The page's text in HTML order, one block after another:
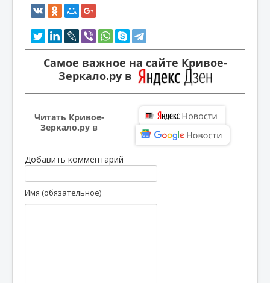
Самое важное на сайте Кривое-
Зеркало.ру в
Читать Кривое-
Зеркало.ру в
Добавить комментарий
Имя (обязательное)